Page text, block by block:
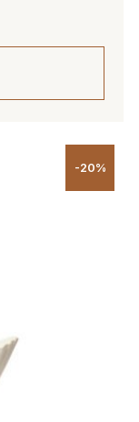
-20%